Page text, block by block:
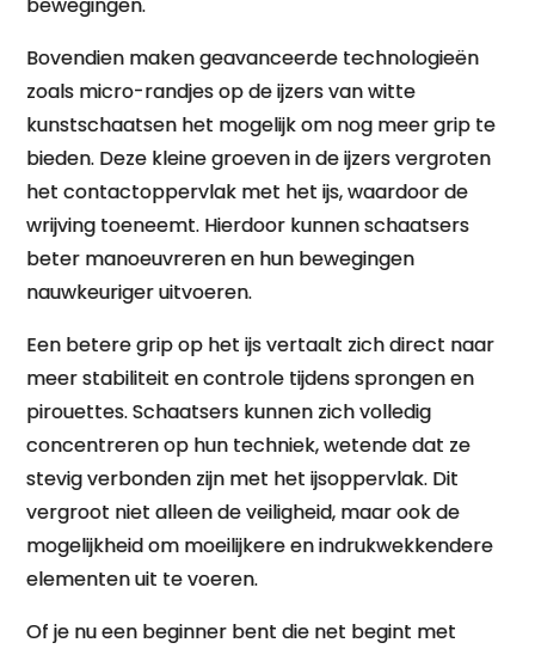
Bovendien maken geavanceerde technologieën
zoals micro-randjes op de ijzers van witte
kunstschaatsen het mogelijk om nog meer grip te
bieden. Deze kleine groeven in de ijzers vergroten
het contactoppervlak met het ijs, waardoor de
wrijving toeneemt. Hierdoor kunnen schaatsers
beter manoeuvreren en hun bewegingen
nauwkeuriger uitvoeren.
Een betere grip op het ijs vertaalt zich direct naar
meer stabiliteit en controle tijdens sprongen en
pirouettes. Schaatsers kunnen zich volledig
concentreren op hun techniek, wetende dat ze
stevig verbonden zijn met het ijsoppervlak. Dit
vergroot niet alleen de veiligheid, maar ook de
mogelijkheid om moeilijkere en indrukwekkendere
elementen uit te voeren.
Of je nu een beginner bent die net begint met